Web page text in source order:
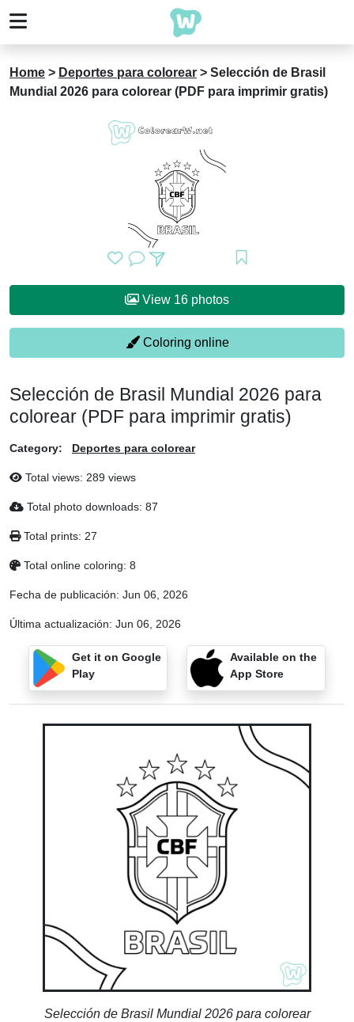
Home > Deportes para colorear > Selección de Brasil
Mundial 2026 para colorear (PDF para imprimir gratis)
View 16 photos
Coloring online
Selección de Brasil Mundial 2026 para
colorear (PDF para imprimir gratis)
Category: Deportes para colorear
Total views: 289 views
Total photo downloads: 87
Total prints: 27
Total online coloring: 8
Fecha de publicación: Jun 06, 2026
Última actualización: Jun 06, 2026
Get it on Google
Play
Available on the
App Store
Selección de Brasil Mundial 2026 para colorear